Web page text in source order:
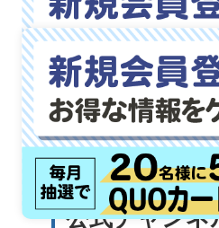
公式チャンネ